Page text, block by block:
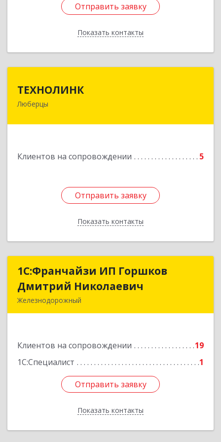
Отправить заявку
Показать контакты
Отправить заявку
Назад
ТЕХНОЛИНК
Люберцы
Клиентов на сопровождении 5
Отправить заявку
Показать контакты
140014, г.Люберцы, Октябрьский просп., д.373
Отправить заявку
Назад
1С:Франчайзи ИП Горшков
Дмитрий Николаевич
Железнодорожный
Клиентов на сопровождении
19
1С:Специалист
1
Отправить заявку
Показать контакты
1С:Франчайзи ИП Горшков
Дмитрий Николаевич
Подробнее
Отправить заявку
Назад